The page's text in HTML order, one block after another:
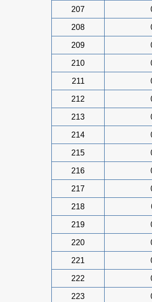
207
208
209
210
211
212
213
214
215
216
217
218
219
220
221
222
223